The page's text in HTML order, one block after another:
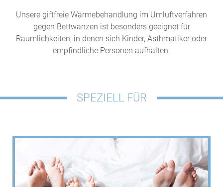
Unsere giftfreie Wärmebehandlung im Umluftverfahren
gegen Bettwanzen ist besonders geeignet für
Räumlichkeiten, in denen sich Kinder, Asthmatiker oder
empfindliche Personen aufhalten.
SPEZIELL FÜR